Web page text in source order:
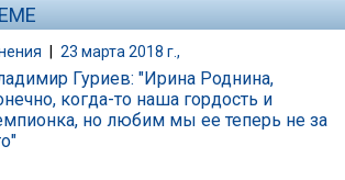
| 23 марта 2018 г.,
Гуриев: "Ирина Роднина,
когда-то наша гордость и
но любим мы ее теперь не за